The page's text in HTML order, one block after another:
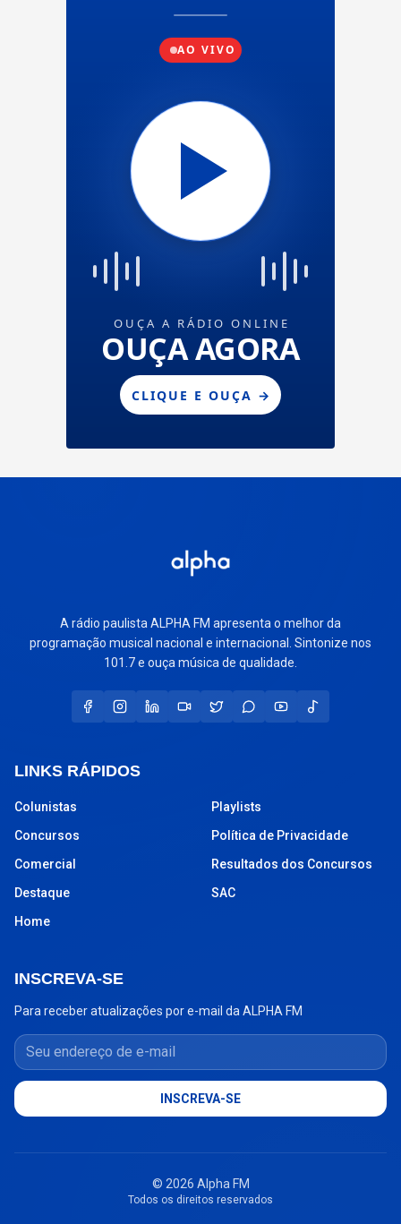
A rádio paulista ALPHA FM apresenta o melhor da
programação musical nacional e internacional. Sintonize nos
101.7 e ouça música de qualidade.
LINKS RÁPIDOS
Colunistas
Concursos
Comercial
Destaque
Home
Playlists
Política de Privacidade
Resultados dos Concursos
SAC
INSCREVA-SE
Para receber atualizações por e-mail da ALPHA FM
Seu endereço de e-mail
INSCREVA-SE
© 2026 Alpha FM
Todos os direitos reservados